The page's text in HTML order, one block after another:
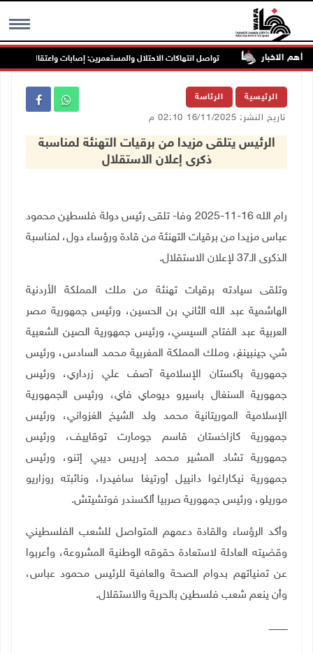
MENU أهم الاخبار
جنين تواصل انتهاكات الاحتلال والمستعمرين: إصابات واعتقالات
الرئيسية الرئاسة
تاريخ النشر: 16/11/2025 02:10 م
الرئيس يتلقى مزيدا من برقيات التهنئة لمناسبة
ذكرى إعلان الاستقلال
رام الله 16-11-2025 وفا- تلقى رئيس دولة فلسطين محمود
عباس مزيدا من برقيات التهنئة من قادة ورؤساء دول، لمناسبة
الذكرى الـ37 لإعلان الاستقلال
.
وتلقى سيادته برقيات تهنئة من ملك المملكة الأردنية
الهاشمية عبد الله الثاني بن الحسين، ورئيس جمهورية مصر
العربية عبد الفتاح السيسي، ورئيس جمهورية الصين الشعبية
شي جينبينغ، وملك المملكة المغربية محمد السادس، ورئيس
جمهورية باكستان الإسلامية آصف علي زرداري، ورئيس
جمهورية السنغال باسيرو ديوماي فاي، ورئيس الجمهورية
الإسلامية الموريتانية محمد ولد الشيخ الغزواني، ورئيس
جمهورية كازاخستان قاسم جومارت توقاييف، ورئيس
جمهورية تشاد المشير محمد إدريس ديبي إتنو، ورئيس
جمهورية نيكاراغوا دانييل أورتيغا سافيدرا، ونائبته روزاريو
موريلو، ورئيس جمهورية صربيا ألكسندر فوتشيتش.
وأكد الرؤساء والقادة دعمهم المتواصل للشعب الفلسطيني
وقضيته العادلة لاستعادة حقوقه الوطنية المشروعة، وأعربوا
عن تمنياتهم بدوام الصحة والعافية للرئيس محمود عباس،
وأن ينعم شعب فلسطين بالحرية والاستقلال.
ـــــــــــــ